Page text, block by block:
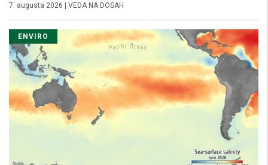
7. augusta 2026 VEDA NA DOSAH
ENVIRO